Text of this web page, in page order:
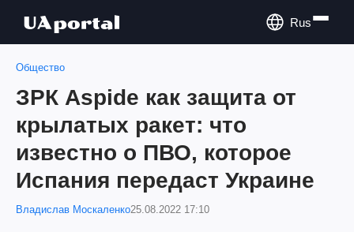
Rus
Общество
ЗРК Aspide как защита от
крылатых ракет: что
известно о ПВО, которое
Испания передаст Украине
Владислав Москаленко25.08.2022 17:10